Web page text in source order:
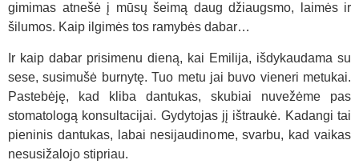
gimimas atnešė į mūsų šeimą daug džiaugsmo, laimės ir
šilumos. Kaip ilgimės tos ramybės dabar…
Ir kaip dabar prisimenu dieną, kai Emilija, išdykaudama su
sese, susimušė burnytę. Tuo metu jai buvo vieneri metukai.
Pastebėję, kad kliba dantukas, skubiai nuvežėme pas
stomatologą konsultacijai. Gydytojas jį ištraukė. Kadangi tai
pieninis dantukas, labai nesijaudinome, svarbu, kad vaikas
nesusižalojo stipriau.